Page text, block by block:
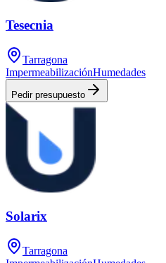
Tesecnia
Tarragona
ImpermeabilizaciónHumedades
Pedir presupuesto
Solarix
Tarragona